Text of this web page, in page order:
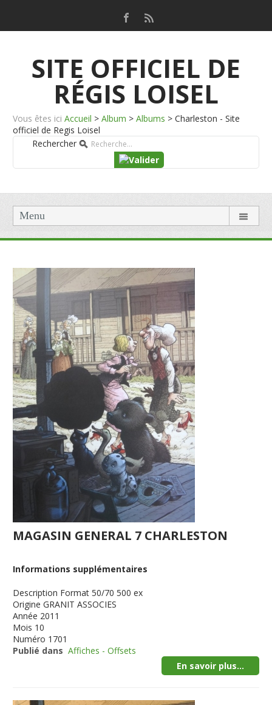
SITE OFFICIEL DE
RÉGIS LOISEL
Vous êtes ici Accueil > Album > Albums > Charleston - Site
officiel de Regis Loisel
Rechercher
Menu
MAGASIN GENERAL 7 CHARLESTON
Informations supplémentaires
Description Format 50/70 500 ex
Origine GRANIT ASSOCIES
Année 2011
Mois 10
Numéro 1701
Publié dans Affiches - Offsets
En savoir plus...